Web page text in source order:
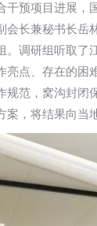
预项目进展，
会长兼秘书长
。调研组听取
亮点、存在的
规范，窝沟封
，将结果向当